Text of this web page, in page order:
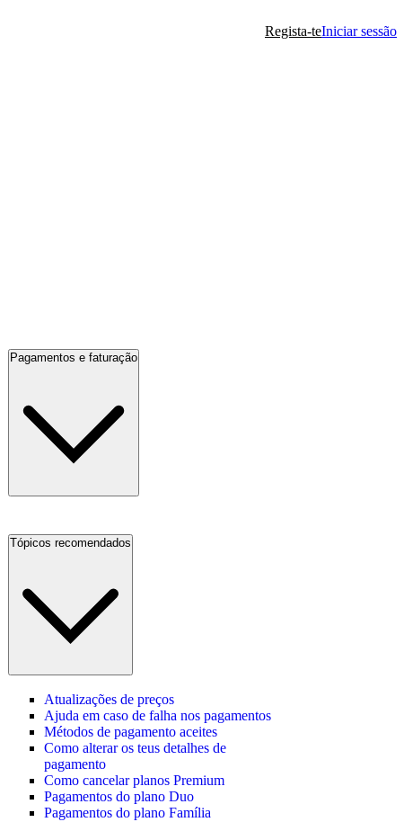
Regista-teIniciar sessão
Pagamentos e faturação
Tópicos recomendados
Atualizações de preços
Ajuda em caso de falha nos pagamentos
Métodos de pagamento aceites
Como alterar os teus detalhes de
pagamento
Como cancelar planos Premium
Pagamentos do plano Duo
Pagamentos do plano Família